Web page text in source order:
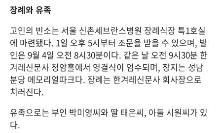
장례와 유족
고인의 빈소는 서울 신촌세브란스병원 장례식장 특1호실
에 마련됐다. 1일 오후 5시부터 조문을 받을 수 있으며, 발
인은 9월 4일 오전 8시30분이다. 같은 날 오전 9시30분 한
겨레신문사 청암홀에서 영결식이 엄수되며, 장지는 성남
분당 메모리얼파크다. 장례는 한겨레신문사 회사장으로
치러진다.
유족으로는 부인 박미영씨와 딸 태은씨, 아들 시원씨가 있
다.